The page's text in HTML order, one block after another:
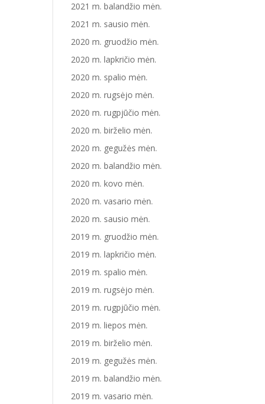
2021 m. balandžio mėn.
2021 m. sausio mėn.
2020 m. gruodžio mėn.
2020 m. lapkričio mėn.
2020 m. spalio mėn.
2020 m. rugsėjo mėn.
2020 m. rugpjūčio mėn.
2020 m. birželio mėn.
2020 m. gegužės mėn.
2020 m. balandžio mėn.
2020 m. kovo mėn.
2020 m. vasario mėn.
2020 m. sausio mėn.
2019 m. gruodžio mėn.
2019 m. lapkričio mėn.
2019 m. spalio mėn.
2019 m. rugsėjo mėn.
2019 m. rugpjūčio mėn.
2019 m. liepos mėn.
2019 m. birželio mėn.
2019 m. gegužės mėn.
2019 m. balandžio mėn.
2019 m. vasario mėn.